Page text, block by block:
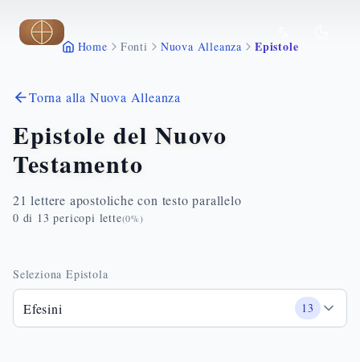
Vai al contenuto principale
Home Fonti Nuova Alleanza Epistole
Torna alla Nuova Alleanza
Epistole del Nuovo
Testamento
21 lettere apostoliche con testo parallelo
0 di 13 pericopi lette(0%)
Seleziona Epistola
Efesini 13